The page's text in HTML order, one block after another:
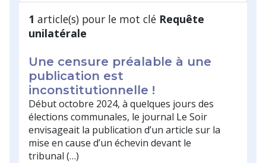
1 article(s) pour le mot clé Requête
unilatérale
Une censure préalable à une
publication est
inconstitutionnelle !
Début octobre 2024, à quelques jours des
élections communales, le journal Le Soir
envisageait la publication d’un article sur la
mise en cause d’un échevin devant le
tribunal (…)